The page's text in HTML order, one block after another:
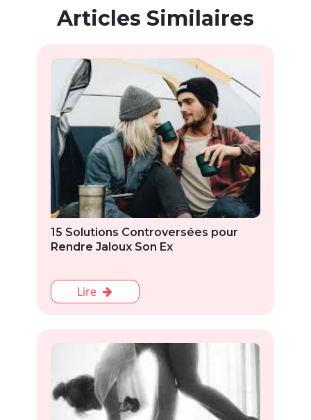
Articles Similaires
15 Solutions Controversées pour
Rendre Jaloux Son Ex
Lire